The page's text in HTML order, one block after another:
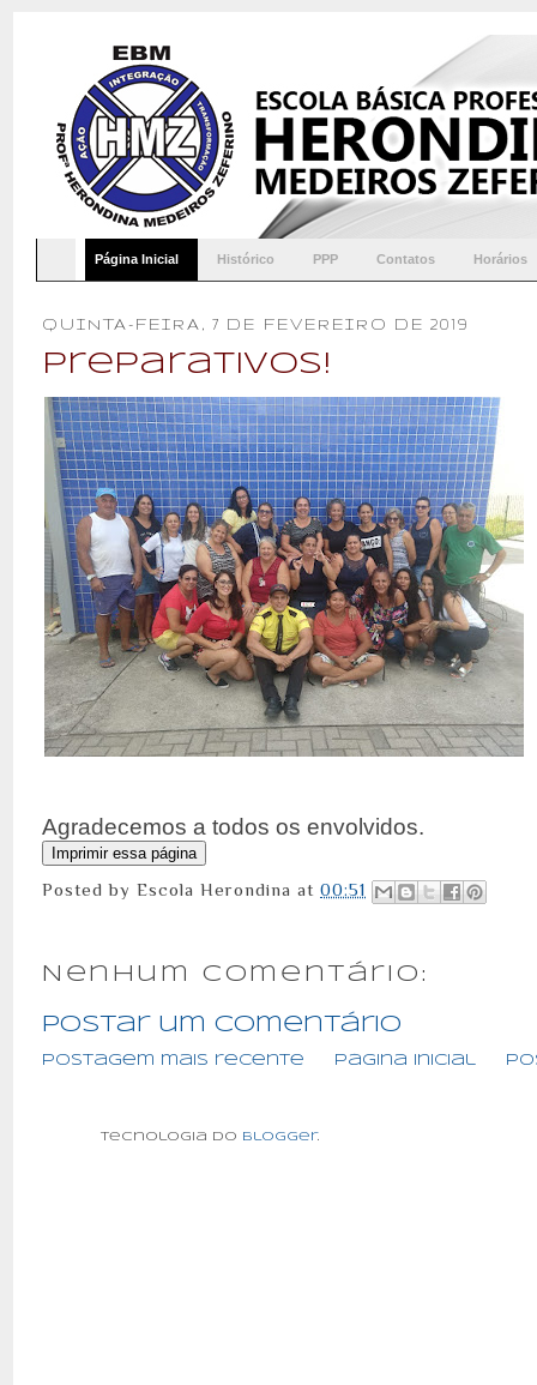
Página Inicial Histórico PPP Contatos Horários
QUINTA-FEIRA, 7 DE FEVEREIRO DE 2019
Preparativos!
Agradecemos a todos os envolvidos.
Posted byEscola Herondina at00:51
Nenhum comentário:
Postar um comentário
Postagem mais recente Página inicial
Tecnologia do Blogger.